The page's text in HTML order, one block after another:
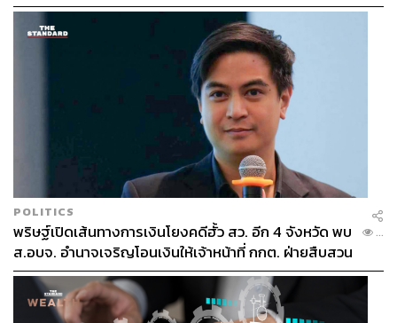
POLITICS
พริษฐ์เปิดเส้นทางการเงินโยงคดีฮั้ว สว. อีก 4 จังหวัด พบ
ส.อบจ. อำนาจเจริญโอนเงินให้เจ้าหน้าที่ กกต. ฝ่ายสืบสวน
...